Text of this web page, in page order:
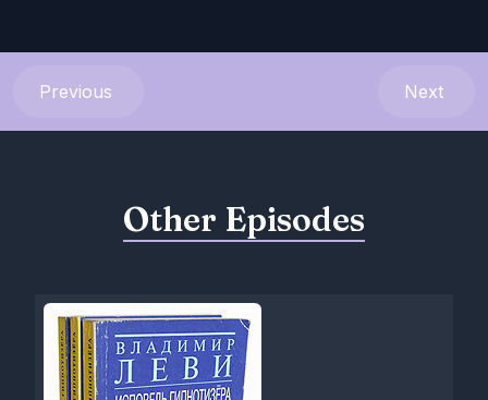
Previous Next
Other Episodes